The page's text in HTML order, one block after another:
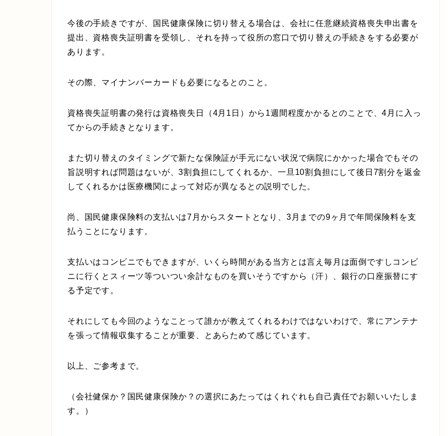
今後の手続きですが、国民健康保険に切り替える場合は、会社に任意継続資格喪失申出書を
提出、資格喪失証明書を受領し、それを持って役所の窓口で切り替えの手続きをする必要が
あります。
その際、マイナンバーカードも必要になるとのこと。
資格喪失証明書の発行は資格喪失日（4月1日）から1週間程度かかるとのことで、4月に入っ
てからの手続きとなります。
また切り替えのタイミングで新たな保険証が手元にない状況で病院にかかった場合でもその
旨説明すれば問題はないが、3割負担にしてくれるか、一旦10割負担にして後日7割分を返金
してくれるかは医療機関によって対応が異なるとの説明でした。
尚、国民健康保険料の支払いは7月からスタートとなり、3月までの9ヶ月で年間保険料を支
払うことになります。
支払いはコンビニでもできますが、いくら時間がある当方とは言え毎月は面倒ですしコンビ
ニに行くとスィーツ等ついつい余計なものを買いそうですから（汗）、銀行の口座振替にす
る予定です。
それにしても今回のようなことって誰かが教えてくれるわけではないわけで、常にアンテナ
を張って情報収集することが重要、とあらためて感じています。
以上、ご参考まで。
（会社健保か？国民健康保険か？の選択にあたってはくれぐれも自己責任でお願いいたしま
す。）